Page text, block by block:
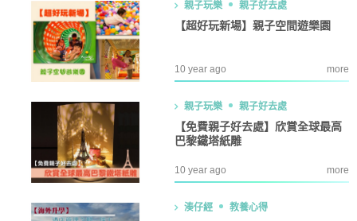
親子玩樂 親子好去處
【超好玩新場】親子空間遊樂園
10 year ago more
親子玩樂 親子好去處
【免費親子好去處】欣賞全球最高
巴黎鐵塔紙雕
10 year ago more
湊仔經 教養心得